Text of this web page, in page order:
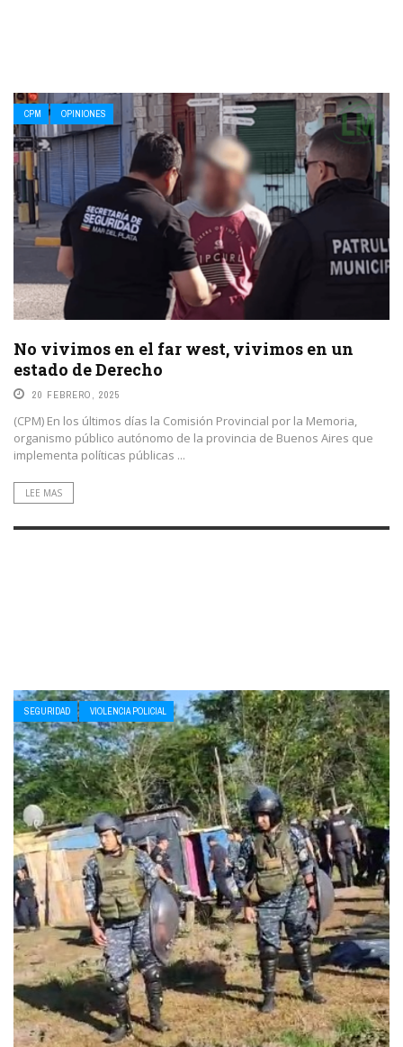
CPM OPINIONES
No vivimos en el far west, vivimos en un
estado de Derecho
20 FEBRERO, 2025
(CPM) En los últimos días la Comisión Provincial por la Memoria,
organismo público autónomo de la provincia de Buenos Aires que
implementa políticas públicas ...
LEE MAS
SEGURIDAD VIOLENCIA POLICIAL